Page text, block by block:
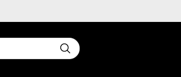
Submit